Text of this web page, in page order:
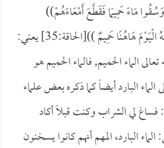
وَسُقُوا مَاءً حَمِيمًا فَقَطَّعَ أَمْعَاءَهُمْ))
فَلَيْسَ لَهُ الْيَوْمَ هَاهُنَا حَمِيمٌ ))[الحاقة:35] يعني:
الماء الحميم, فالماء الحميم هو
الماء البارد أيضاً كما ذكره بعض علماء
فساغ لي الشراب وكنت قبلاً أكاد
البارد، المهم أنهم كانوا يسخنون